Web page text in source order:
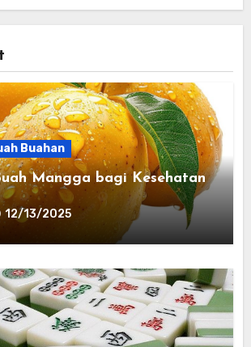
Buahan
Mangga bagi Kesehatan
12/13/2025